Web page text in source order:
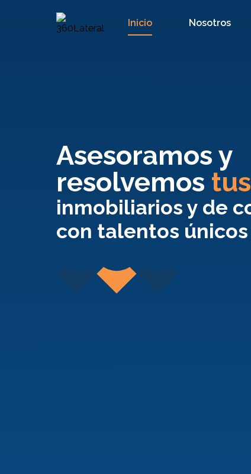
Inicio Nosotros
Asesoramos y
resolvemos
inmobiliarios y de
con talentos únicos